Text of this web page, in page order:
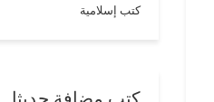
كتب إسلامية